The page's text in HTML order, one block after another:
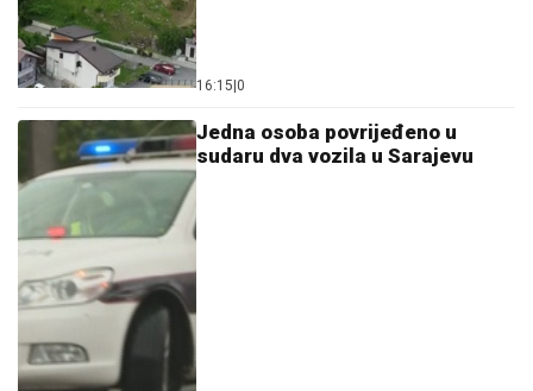
16:15|0
Јedna osoba povrijeđeno u
sudaru dva vozila u Sarajevu